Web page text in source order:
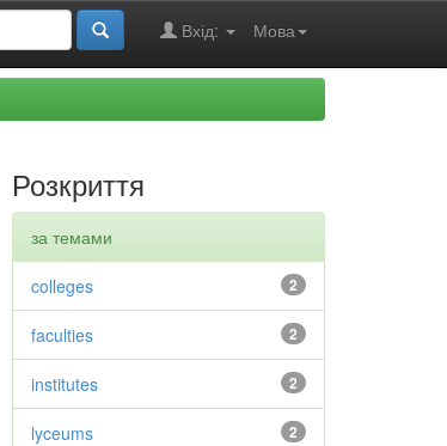
Мова
Вхід:
Розкриття
за темами
2
colleges
2
faculties
2
institutes
2
lyceums